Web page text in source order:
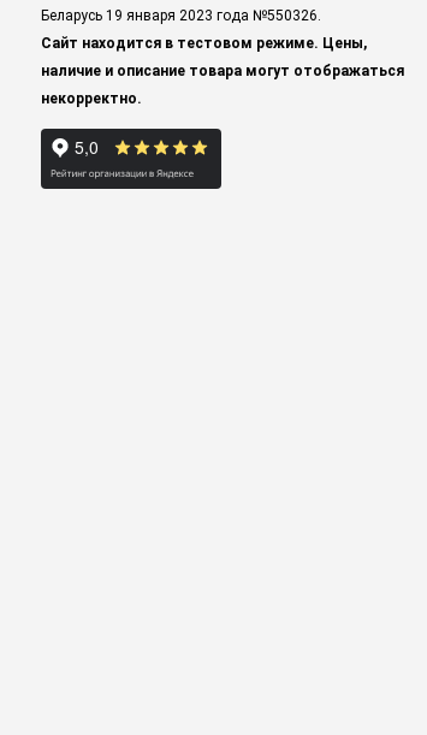
Беларусь 19 января 2023 года №550326.
Сайт находится в тестовом режиме. Цены,
наличие и описание товара могут отображаться
некорректно.